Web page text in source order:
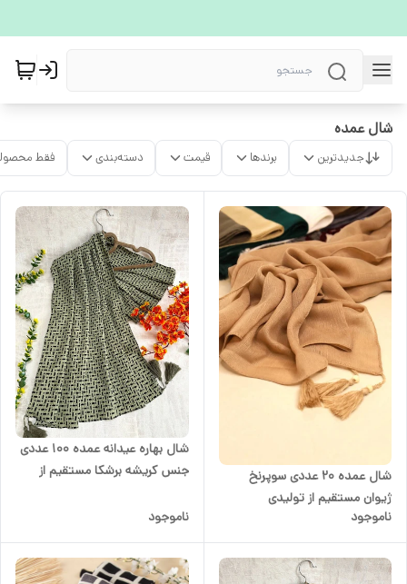
شال عمده
جدیدترین برندها قیمت دسته‌بندی فقط
شال عمده ۲۰ عددی سوپرنخ
ژیوان مستقیم از تولیدی
ناموجود
شال بهاره عیدانه عمده ۱۰۰ عددی
جنس کریشه برشکا مستقیم از
ناموجود